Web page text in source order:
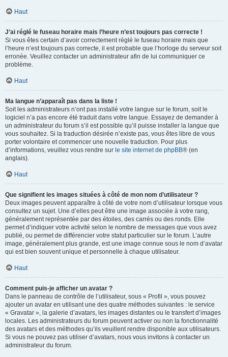
Haut
J’ai réglé le fuseau horaire mais l’heure n’est toujours pas correcte !
Si vous êtes certain d’avoir correctement réglé le fuseau horaire mais que
l’heure n’est toujours pas correcte, il est probable que l’horloge du serveur soit
erronée. Veuillez contacter un administrateur afin de lui communiquer ce
problème.
Haut
Ma langue n’apparaît pas dans la liste !
Soit les administrateurs n’ont pas installé votre langue sur le forum, soit le
logiciel n’a pas encore été traduit dans votre langue. Essayez de demander à
un administrateur du forum s’il est possible qu’il puisse installer la langue que
vous souhaitez. Si la traduction désirée n’existe pas, vous êtes libre de vous
porter volontaire et commencer une nouvelle traduction. Pour plus
d’informations, veuillez vous rendre sur le site internet de phpBB® (en
anglais).
Haut
Que signifient les images situées à côté de mon nom d’utilisateur ?
Deux images peuvent apparaître à côté de votre nom d’utilisateur lorsque vous
consultez un sujet. Une d’elles peut être une image associée à votre rang,
généralement représentée par des étoiles, des carrés ou des ronds. Elle
permet d’indiquer votre activité selon le nombre de messages que vous avez
publié, ou permet de différencier votre statut particulier sur le forum. L’autre
image, généralement plus grande, est une image connue sous le nom d’avatar
qui est bien souvent unique et personnelle à chaque utilisateur.
Haut
Comment puis-je afficher un avatar ?
Dans le panneau de contrôle de l’utilisateur, sous « Profil », vous pouvez
ajouter un avatar en utilisant une des quatre méthodes suivantes : le service
« Gravatar », la galerie d’avatars, les images distantes ou le transfert d’images
locales. Les administrateurs du forum peuvent activer ou non la fonctionnalité
des avatars et des méthodes qu’ils veuillent rendre disponible aux utilisateurs.
Si vous ne pouvez pas utiliser d’avatars, nous vous invitons à contacter un
administrateur du forum.